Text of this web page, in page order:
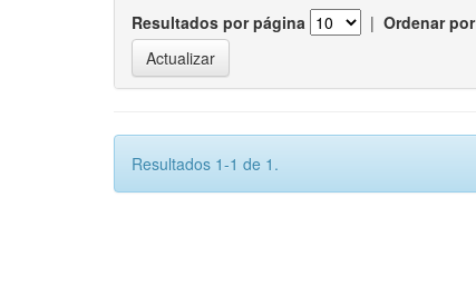
Resultados por página | Ordenar por
Resultados 1-1 de 1.